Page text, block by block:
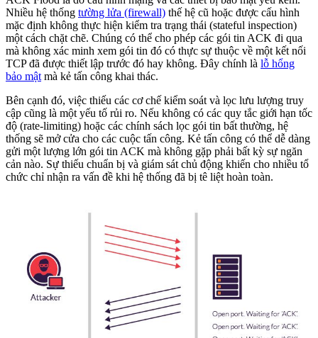
Nhiều hệ thống tường lửa (firewall) thế hệ cũ hoặc được cấu hình
mặc định không thực hiện kiểm tra trạng thái (stateful inspection)
một cách chặt chẽ. Chúng có thể cho phép các gói tin ACK đi qua
mà không xác minh xem gói tin đó có thực sự thuộc về một kết nối
TCP đã được thiết lập trước đó hay không. Đây chính là lỗ hổng
bảo mật mà kẻ tấn công khai thác.
Bên cạnh đó, việc thiếu các cơ chế kiểm soát và lọc lưu lượng truy
cập cũng là một yếu tố rủi ro. Nếu không có các quy tắc giới hạn tốc
độ (rate-limiting) hoặc các chính sách lọc gói tin bất thường, hệ
thống sẽ mở cửa cho các cuộc tấn công. Kẻ tấn công có thể dễ dàng
gửi một lượng lớn gói tin ACK mà không gặp phải bất kỳ sự ngăn
cản nào. Sự thiếu chuẩn bị và giám sát chủ động khiến cho nhiều tổ
chức chỉ nhận ra vấn đề khi hệ thống đã bị tê liệt hoàn toàn.